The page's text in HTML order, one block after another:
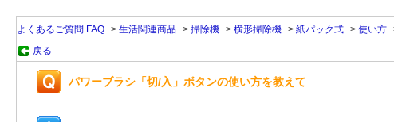
よくあるご質問 FAQ > 生活関連商品 > 掃除機 > 横形掃除機 > 紙パック式 > 使い方
戻る
パワーブラシ「切/入」ボタンの使い方を教えて